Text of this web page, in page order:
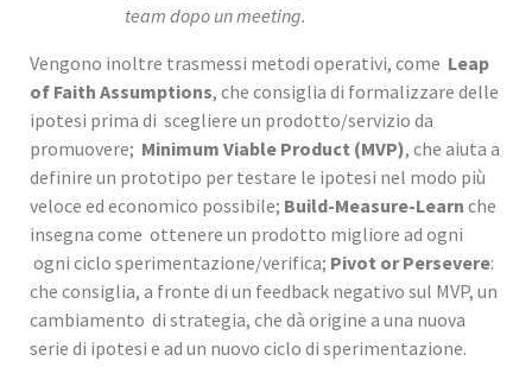
team dopo un meeting.
Vengono inoltre trasmessi metodi operativi, come Leap
of Faith Assumptions, che consiglia di formalizzare delle
ipotesi prima di scegliere un prodotto/servizio da
promuovere; Minimum Viable Product (MVP), che aiuta a
definire un prototipo per testare le ipotesi nel modo più
veloce ed economico possibile; Build-Measure-Learn che
insegna come ottenere un prodotto migliore ad ogni
ogni ciclo sperimentazione/verifica; Pivot or Persevere:
che consiglia, a fronte di un feedback negativo sul MVP, un
cambiamento di strategia, che dà origine a una nuova
serie di ipotesi e ad un nuovo ciclo di sperimentazione.